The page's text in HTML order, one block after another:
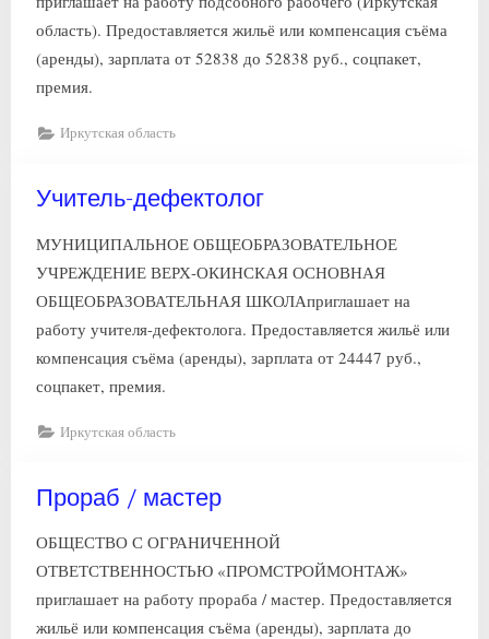
область). Предоставляется жильё или компенсация съёма
(аренды), зарплата от 52838 до 52838 руб., соцпакет,
премия.
Иркутская область
Учитель-дефектолог
МУНИЦИПАЛЬНОЕ ОБЩЕОБРАЗОВАТЕЛЬНОЕ
УЧРЕЖДЕНИЕ ВЕРХ-ОКИНСКАЯ ОСНОВНАЯ
ОБЩЕОБРАЗОВАТЕЛЬНАЯ ШКОЛАприглашает на
работу учителя-дефектолога. Предоставляется жильё или
компенсация съёма (аренды), зарплата от 24447 руб.,
соцпакет, премия.
Иркутская область
Прораб / мастер
ОБЩЕСТВО С ОГРАНИЧЕННОЙ
ОТВЕТСТВЕННОСТЬЮ «ПРОМСТРОЙМОНТАЖ»
приглашает на работу прораба / мастер. Предоставляется
жильё или компенсация съёма (аренды), зарплата до